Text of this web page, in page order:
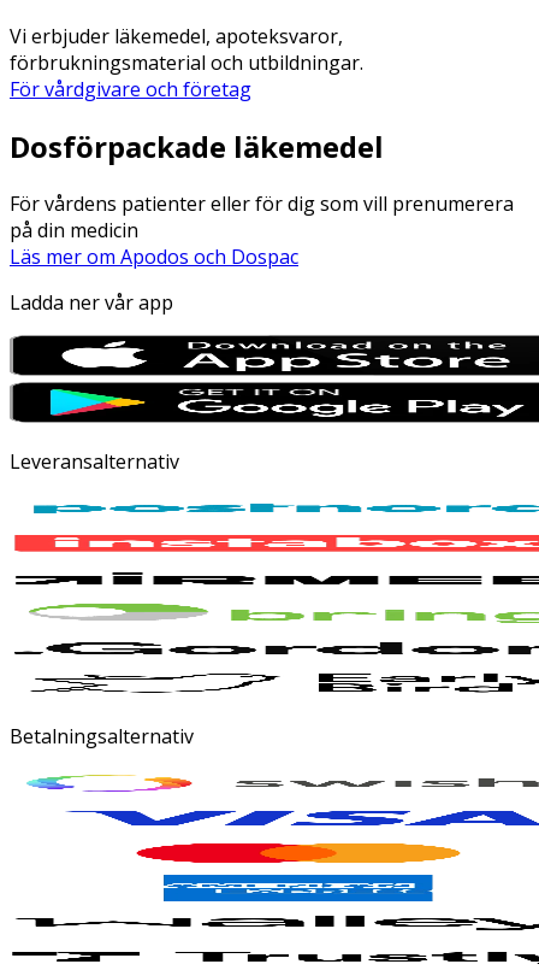
Vi erbjuder läkemedel, apoteksvaror,
förbrukningsmaterial och utbildningar.
För vårdgivare och företag
Dosförpackade läkemedel
För vårdens patienter eller för dig som vill prenumerera
på din medicin
Läs mer om Apodos och Dospac
Ladda ner vår app
Leveransalternativ
Betalningsalternativ